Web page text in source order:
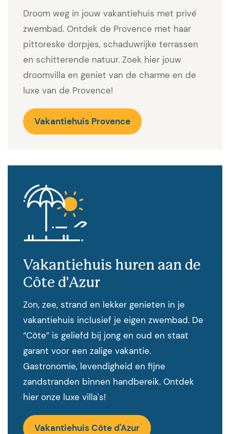
Droom weg in jouw vakantiehuis met privé
zwembad. Ontdek de Provence met haar
pittoreske dorpjes, schaduwrijke terrassen
en schitterende natuur. Zoek hier jouw
droomvilla en geniet van de charme en de
luxe van de Provence!
Vakantiehuis Provence
Vakantiehuis huren aan de
Côte d'Azur
Zon, zee, strand en lekker genieten in je
vakantiehuis inclusief je eigen zwembad. De
“Côte” is geliefd bij jong en oud en staat
garant voor een zalige vakantie.
Gastronomie, levendigheid en fijne
zandstranden binnen handbereik. Ontdek
hier onze luxe villa's!
Vakantiehuis Côte d'Azur